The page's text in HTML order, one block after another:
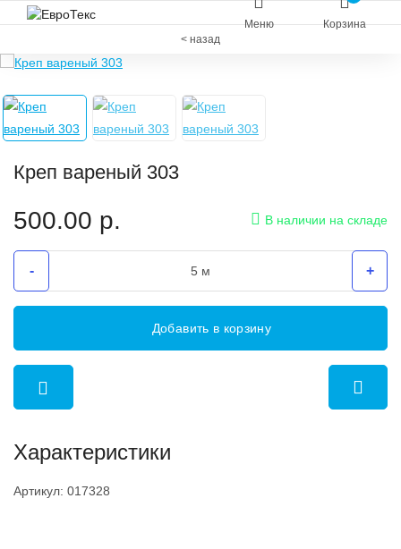
Меню
Корзина
< назад
Креп вареный 303
500.00 р. В наличии на складе
- +
Добавить в корзину
Характеристики
Артикул: 017328